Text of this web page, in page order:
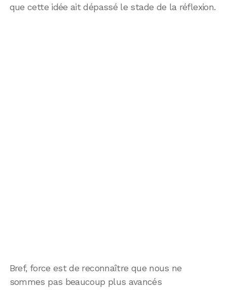
que cette idée ait dépassé le stade de la réflexion.
Bref, force est de reconnaître que nous ne
sommes pas beaucoup plus avancés